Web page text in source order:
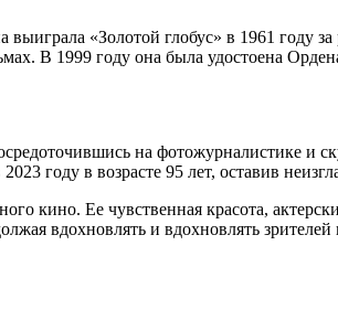
«Золотой глобус» в 1961 году
В 1999 году она была удостоена
на фотожурналистике и
году в возрасте 95 лет, оставив
кино. Ее чувственная красота,
вдохновлять и вдохновлять зрителей